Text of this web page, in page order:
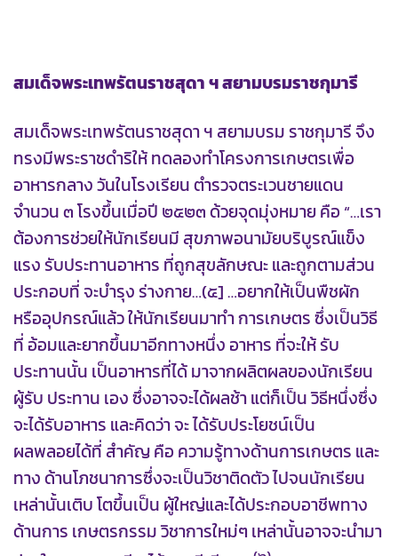
สมเด็จพระเทพรัตนราชสุดา ฯ สยามบรมราชกุมารี
สมเด็จพระเทพรัตนราชสุดา ฯ สยามบรม ราชกุมารี จึง
ทรงมีพระราชดำริให้ ทดลองทำโครงการเกษตรเพื่อ
อาหารกลาง วันในโรงเรียน ตำรวจตระเวนชายแดน
จำนวน ๓ โรงขึ้นเมื่อปี ๒๕๒๓ ด้วยจุดมุ่งหมาย คือ “…เรา
ต้องการช่วยให้นักเรียนมี สุขภาพอนามัยบริบูรณ์แข็ง
แรง รับประทานอาหาร ที่ถูกสุขลักษณะ และถูกตามส่วน
ประกอบที่ จะบำรุง ร่างกาย…(๕] …อยากให้เป็นพืชผัก
หรืออุปกรณ์แล้ว ให้นักเรียนมาทำ การเกษตร ซึ่งเป็นวิธี
ที่ อ้อมและยากขึ้นมาอีกทางหนึ่ง อาหาร ที่จะให้ รับ
ประทานนั้น เป็นอาหารที่ได้ มาจากผลิตผลของนักเรียน
ผู้รับ ประทาน เอง ซึ่งอาจจะได้ผลช้า แต่ก็เป็น วิธีหนึ่งซึ่ง
จะได้รับอาหาร และคิดว่า จะ ได้รับประโยชน์เป็น
ผลพลอยได้ที่ สำคัญ คือ ความรู้ทางด้านการเกษตร และ
ทาง ด้านโภชนาการซึ่งจะเป็นวิชาติดตัว ไปจนนักเรียน
เหล่านั้นเติบ โตขึ้นเป็น ผู้ใหญ่และได้ประกอบอาชีพทาง
ด้านการ เกษตรกรรม วิชาการใหม่ๆ เหล่านั้นอาจจะนำมา